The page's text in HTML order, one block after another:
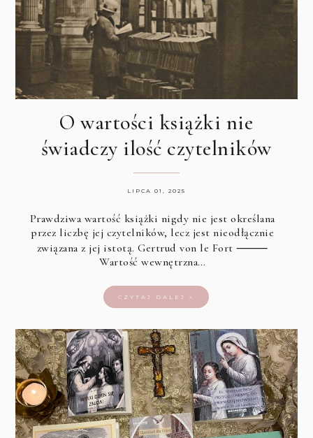
O wartości książki nie
świadczy ilość czytelników
LIPCA 01, 2025
Prawdziwa wartość książki nigdy nie jest określana
przez liczbę jej czytelników, lecz jest nieodłącznie
związana z jej istotą. Gertrud von le Fort ⸻
Wartość wewnętrzna…
CZYTAJ DALEJ »